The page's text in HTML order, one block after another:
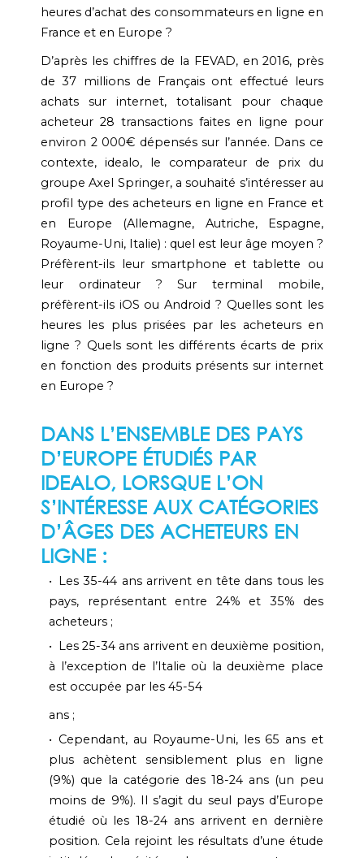
heures d’achat des consommateurs en ligne en
France et en Europe ?
D’après les chiffres de la FEVAD, en 2016, près
de 37 millions de Français ont effectué leurs
achats sur internet, totalisant pour chaque
acheteur 28 transactions faites en ligne pour
environ 2 000€ dépensés sur l’année. Dans ce
contexte, idealo, le comparateur de prix du
groupe Axel Springer, a souhaité s’intéresser au
profil type des acheteurs en ligne en France et
en Europe (Allemagne, Autriche, Espagne,
Royaume-Uni, Italie) : quel est leur âge moyen ?
Préfèrent-ils leur smartphone et tablette ou
leur ordinateur ? Sur terminal mobile,
préfèrent-ils iOS ou Android ? Quelles sont les
heures les plus prisées par les acheteurs en
ligne ? Quels sont les différents écarts de prix
en fonction des produits présents sur internet
en Europe ?
DANS L’ENSEMBLE DES PAYS
D’EUROPE ÉTUDIÉS PAR
IDEALO, LORSQUE L’ON
S’INTÉRESSE AUX CATÉGORIES
D’ÂGES DES ACHETEURS EN
LIGNE :
Les 35-44 ans arrivent en tête dans tous les
pays, représentant entre 24% et 35% des
acheteurs ;
Les 25-34 ans arrivent en deuxième position,
à l’exception de l’Italie où la deuxième place
est occupée par les 45-54
ans ;
Cependant, au Royaume-Uni, les 65 ans et
plus achètent sensiblement plus en ligne
(9%) que la catégorie des 18-24 ans (un peu
moins de 9%). Il s’agit du seul pays d’Europe
étudié où les 18-24 ans arrivent en dernière
position. Cela rejoint les résultats d’une étude